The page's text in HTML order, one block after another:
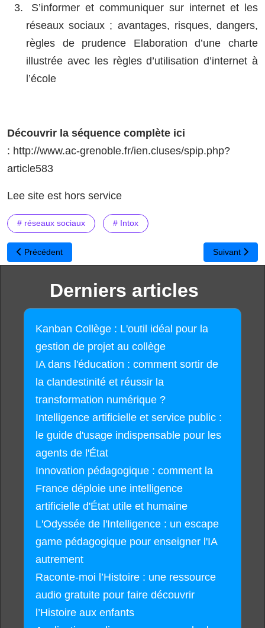
S’informer et communiquer sur internet et les
réseaux sociaux ; avantages, risques, dangers,
règles de prudence Elaboration d’une charte
illustrée avec les règles d’utilisation d’internet à
l’école
Découvrir la séquence complète ici
: http://www.ac-grenoble.fr/ien.cluses/spip.php?
article583
Lee site est hors service
# réseaux sociaux # Intox
Article précédent : Créez librement des documents d'Histoire-
Précédent Article
Suivant
Derniers articles
Kanban Collège : L'outil idéal pour la
gestion de projet au collège
IA dans l'éducation : comment sortir de
la clandestinité et réussir la
transformation numérique ?
Intelligence artificielle et service public :
le guide d'usage indispensable pour les
agents de l'État
Innovation pédagogique : comment la
France déploie une intelligence
artificielle d'État utile et humaine
L'Odyssée de l'Intelligence : un escape
game pédagogique pour enseigner l'IA
autrement
Raconte-moi l’Histoire : une ressource
audio gratuite pour faire découvrir
l’Histoire aux enfants